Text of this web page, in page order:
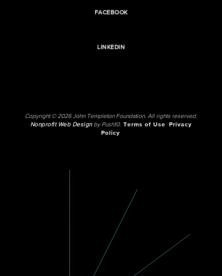
FACEBOOK
LINKEDIN
Copyright © 2026 John Templeton Foundation. All rights reserved.
Nonprofit Web Designby Push10. Terms of Use
Privacy
Policy